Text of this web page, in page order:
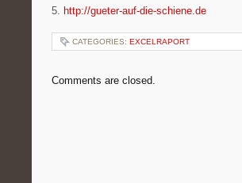
5. http://gueter-auf-die-schiene.de
CATEGORIES: EXCELRAPORT
Comments are closed.